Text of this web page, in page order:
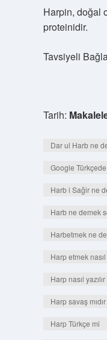
Harpin, doğal
proteinidir.
Tavsiyeli
Tarih:
Dar ul Harb ne
Google
Harb i Sağir ne
Harb ne demek
Harbetmek ne
Harp etmek nasıl
Harp nasıl
Harp savaş mıdır
Harp Türkçe mi